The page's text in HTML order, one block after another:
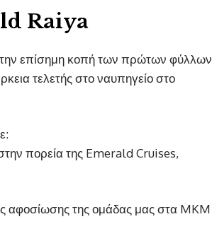
Raiya
επίσημη κοπή των πρώτων φύλλων
τελετής στο ναυπηγείο στο
πορεία της Emerald Cruises,
αφοσίωσης της ομάδας μας στα MKM